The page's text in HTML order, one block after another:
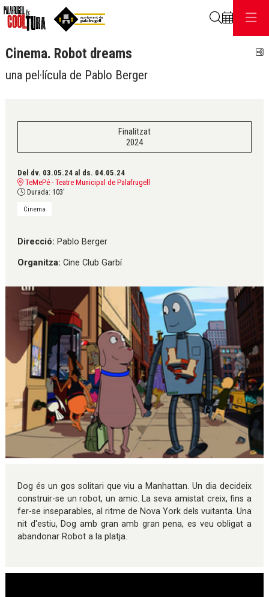
Cinema. Robot dreams
una pel·lícula de Pablo Berger
Finalitzat
2024
Del dv. 03.05.24 al ds. 04.05.24
TeMePé - Teatre Municipal de Palafrugell
Durada: 103'
Cinema
Direcció: Pablo Berger
Organitza: Cine Club Garbí
Dog és un gos solitari que viu a Manhattan. Un dia decideix
construir-se un robot, un amic. La seva amistat creix, fins a
fer-se inseparables, al ritme de Nova York dels vuitanta. Una
nit d'estiu, Dog amb gran amb gran pena, es veu obligat a
abandonar Robot a la platja.